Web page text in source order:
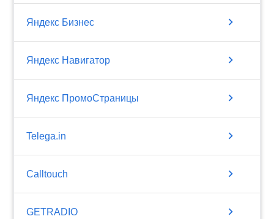
Яндекс Бизнес chevron_right
Яндекс Навигатор chevron_right
Яндекс ПромоСтраницы chevron_right
Telega.in chevron_right
Calltouch chevron_right
GETRADIO chevron_right